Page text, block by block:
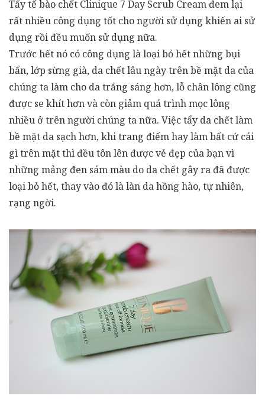
Tẩy tế bào chết Clinique 7 Day Scrub Cream đem lại
rất nhiều công dụng tốt cho người sử dụng khiến ai sử
dụng rồi đều muốn sử dụng nữa.
Trước hết nó có công dụng là loại bỏ hết những bụi
bẩn, lớp sừng già, da chết lâu ngày trên bề mặt da của
chúng ta làm cho da trắng sáng hơn, lỗ chân lông cũng
được se khít hơn và còn giảm quá trình mọc lông
nhiều ở trên người chúng ta nữa. Việc tẩy da chết làm
bề mặt da sạch hơn, khi trang điểm hay làm bất cứ cái
gì trên mặt thì đều tôn lên được vẻ đẹp của bạn vì
những mảng đen sám màu do da chết gây ra đã được
loại bỏ hết, thay vào đó là làn da hồng hào, tự nhiên,
rạng ngời.